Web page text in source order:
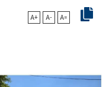
A+ A- A=